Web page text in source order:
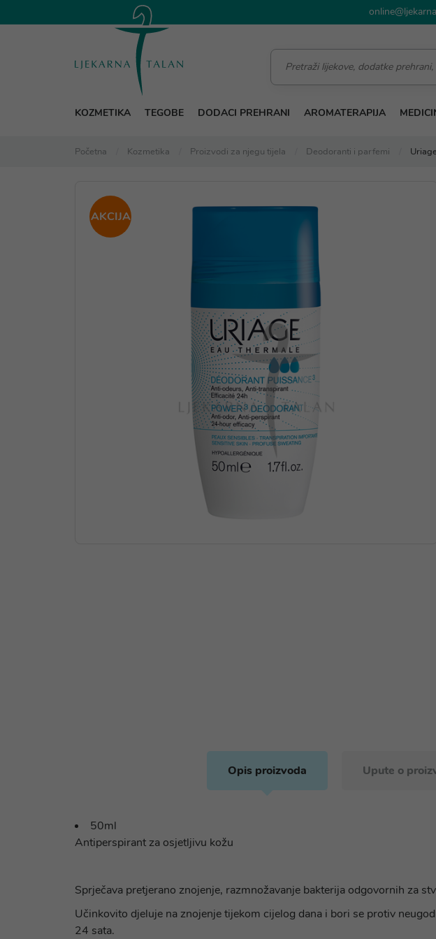
KOZMETIKA TEGOBE DODACI PREHRANI AROMATERAPIJA
Početna Kozmetika Proizvodi za njegu tijela Deodoranti i parfemi
AKCIJA
Opis proizvoda Upute o
50ml
Antiperspirant za osjetljivu kožu
Sprječava pretjerano znojenje, razmnožavanje bakterija odgovornih za
Učinkovito djeluje na znojenje tijekom cijelog dana i bori se protiv
24 sata.